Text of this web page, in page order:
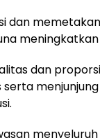
dan
dan